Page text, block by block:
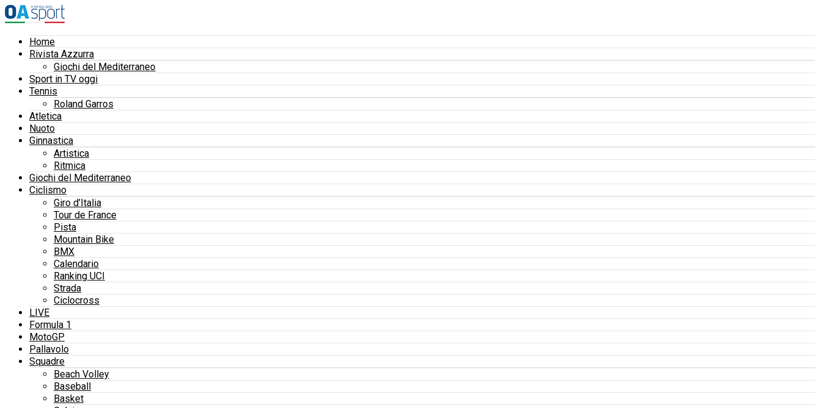
Home
Rivista Azzurra
Giochi del Mediterraneo
Sport in TV oggi
Tennis
Roland Garros
Atletica
Nuoto
Ginnastica
Artistica
Ritmica
Giochi del Mediterraneo
Ciclismo
Giro d’Italia
Tour de France
Pista
Mountain Bike
BMX
Calendario
Ranking UCI
Strada
Ciclocross
LIVE
Formula 1
MotoGP
Pallavolo
Squadre
Beach Volley
Baseball
Basket